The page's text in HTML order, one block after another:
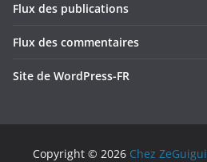
Flux des publications
Flux des commentaires
Site de WordPress-FR
Copyright © 2026 Chez ZeGuigui